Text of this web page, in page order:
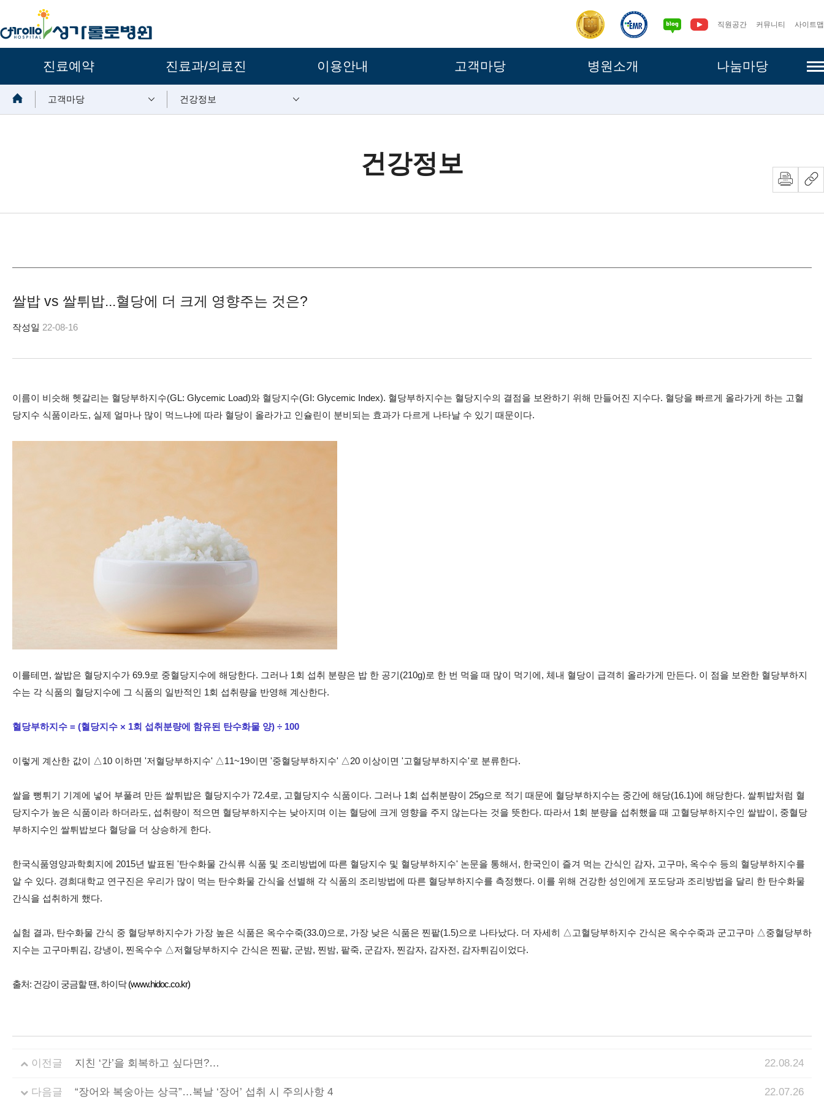
직원공간 커뮤니티 사이트맵
진료예약 진료과/의료진 이용안내 고객마당 병원소개 나눔마당
보조메뉴 고객마당 건강정보
건강정보
쌀밥 vs 쌀튀밥...혈당에 더 크게 영향주는 것은?
작성일 22-08-16
이름이 비슷해 헷갈리는 혈당부하지수(GL: Glycemic Load)와 혈당지수(GI: Glycemic Index). 혈당부하지수는 혈당지수의 결점을 보완하기 위해 만들어진 지수다. 혈당을 빠르게 올라가게 하는 고혈
당지수 식품이라도, 실제 얼마나 많이 먹느냐에 따라 혈당이 올라가고 인슐린이 분비되는 효과가 다르게 나타날 수 있기 때문이다.
이를테면, 쌀밥은 혈당지수가 69.9로 중혈당지수에 해당한다. 그러나 1회 섭취 분량은 밥 한 공기(210g)로 한 번 먹을 때 많이 먹기에, 체내 혈당이 급격히 올라가게 만든다. 이 점을 보완한 혈당부하지
수는 각 식품의 혈당지수에 그 식품의 일반적인 1회 섭취량을 반영해 계산한다.
혈당부하지수 = (혈당지수 × 1회 섭취분량에 함유된 탄수화물 양) ÷ 100
이렇게 계산한 값이 △10 이하면 '저혈당부하지수' △11~19이면 '중혈당부하지수' △20 이상이면 '고혈당부하지수'로 분류한다.
쌀을 뻥튀기 기계에 넣어 부풀려 만든 쌀튀밥은 혈당지수가 72.4로, 고혈당지수 식품이다. 그러나 1회 섭취분량이 25g으로 적기 때문에 혈당부하지수는 중간에 해당(16.1)에 해당한다. 쌀튀밥처럼 혈
당지수가 높은 식품이라 하더라도, 섭취량이 적으면 혈당부하지수는 낮아지며 이는 혈당에 크게 영향을 주지 않는다는 것을 뜻한다. 따라서 1회 분량을 섭취했을 때 고혈당부하지수인 쌀밥이, 중혈당
부하지수인 쌀튀밥보다 혈당을 더 상승하게 한다.
한국식품영양과학회지에 2015년 발표된 '탄수화물 간식류 식품 및 조리방법에 따른 혈당지수 및 혈당부하지수' 논문을 통해서, 한국인이 즐겨 먹는 간식인 감자, 고구마, 옥수수 등의 혈당부하지수를
알 수 있다. 경희대학교 연구진은 우리가 많이 먹는 탄수화물 간식을 선별해 각 식품의 조리방법에 따른 혈당부하지수를 측정했다. 이를 위해 건강한 성인에게 포도당과 조리방법을 달리 한 탄수화물
간식을 섭취하게 했다.
실험 결과, 탄수화물 간식 중 혈당부하지수가 가장 높은 식품은 옥수수죽(33.0)으로, 가장 낮은 식품은 찐팥(1.5)으로 나타났다. 더 자세히 △고혈당부하지수 간식은 옥수수죽과 군고구마 △중혈당부하
지수는 고구마튀김, 강냉이, 찐옥수수 △저혈당부하지수 간식은 찐팥, 군밤, 찐밤, 팥죽, 군감자, 찐감자, 감자전, 감자튀김이었다.
출처: 건강이 궁금할 땐, 하이닥(www.hidoc.co.kr)
이전글 지친 ‘간’을 회복하고 싶다면?… 22.08.24
다음글 “장어와 복숭아는 상극”…복날 ‘장어’ 섭취 시 주의사항 4 22.07.26